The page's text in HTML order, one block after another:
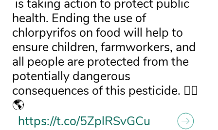
⁩ is taking action to protect public
health. Ending the use of
chlorpyrifos on food will help to
ensure children, farmworkers, and
all people are protected from the
potentially dangerous
consequences of this pesticide. 👍🏾
🌎
https://t.co/5ZplRSvGCu